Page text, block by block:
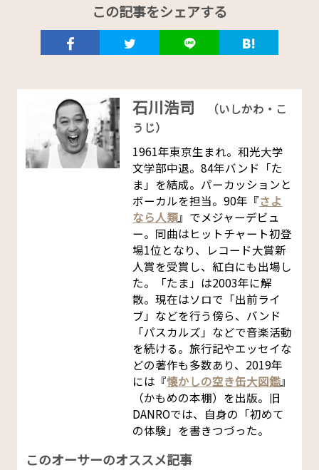
この記事をシェアする
石川浩司
（いしかわ・こ
うじ）
1961年東京生まれ。和光大学
文学部中退。84年バンド「た
ま」を結成。パーカッションと
ボーカルを担当。90年『さよ
なら人類』でメジャーデビュ
ー。同曲はヒットチャート初登
場1位となり、レコード大賞新
人賞を受賞し、紅白にも出場し
た。「たま」は2003年に解
散。現在はソロで「出前ライ
ブ」などを行う傍ら、バンド
「パスカルズ」などで音楽活動
を続ける。旅行記やエッセイな
どの著作も多数あり、2019年
には『懐かしの空き缶大図鑑』
（かもめの本棚）を出版。旧
DANROでは、自身の「初めて
の体験」を書きつづった。
このオーサーのオススメ記事